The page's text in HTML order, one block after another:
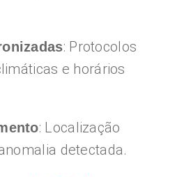
: Protocolos
e horários
: Localização
detectada.